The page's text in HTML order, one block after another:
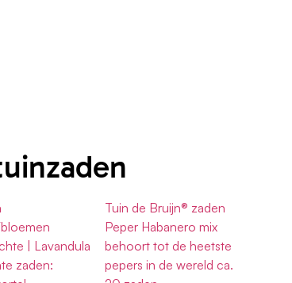
| Lavandula
zaden:
Tuin de Bruijn® zaden
Peper Habanero mix
behoort tot de heetste
pepers in de wereld ca.